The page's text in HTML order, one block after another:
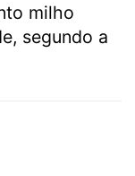
milho
segundo a